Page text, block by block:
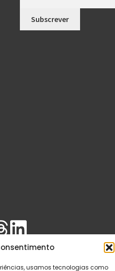
usamos tecnologias como